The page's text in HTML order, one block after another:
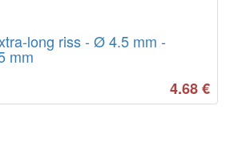
long riss - Ø 4.5 mm -
mm
4.68€